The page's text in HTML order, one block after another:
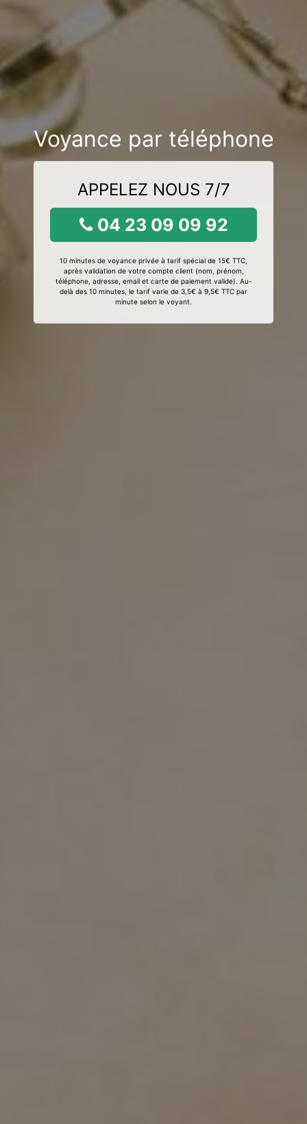
Voyance par téléphone
APPELEZ NOUS 7/7
04 23 09 09 92
10 minutes de voyance privée à tarif spécial de 15€ TTC,
après validation de votre compte client (nom, prénom,
téléphone, adresse, email et carte de paiement valide). Au-
delà des 10 minutes, le tarif varie de 3,5€ à 9,5€ TTC par
minute selon le voyant.